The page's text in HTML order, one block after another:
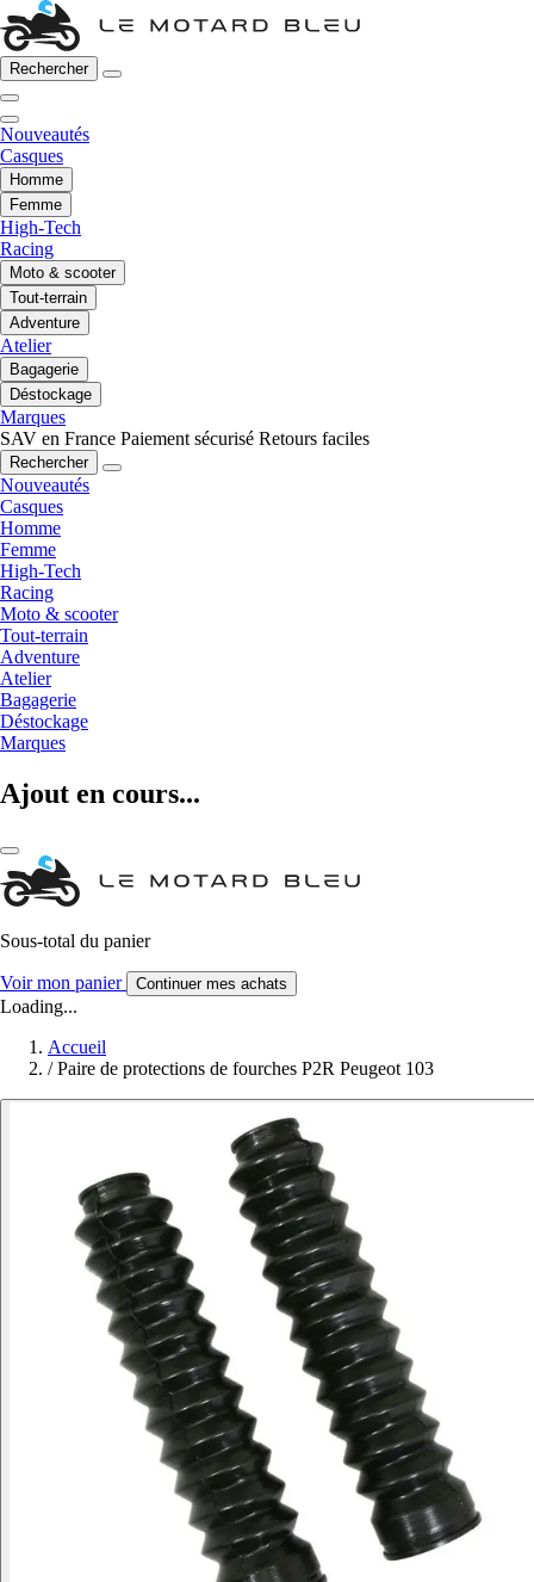
Rechercher
Nouveautés
Casques
Homme
Femme
High-Tech
Racing
Moto & scooter
Tout-terrain
Adventure
Atelier
Bagagerie
Déstockage
Marques
SAV en France Paiement sécurisé Retours faciles
Rechercher
Nouveautés
Casques
Homme
Femme
High-Tech
Racing
Moto & scooter
Tout-terrain
Adventure
Atelier
Bagagerie
Déstockage
Marques
Ajout en cours...
Sous-total du panier
Voir mon panier Continuer mes achats
Loading...
Accueil
/ Paire de protections de fourches P2R Peugeot 103